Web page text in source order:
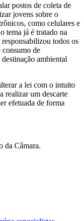
postos de coleta de
jovens sobre o
como celulares e
tema já é tratado na
todos os
consumo de
ambiental
a lei com o intuito
realizar um descarte
efetuada de forma
da Câmara.